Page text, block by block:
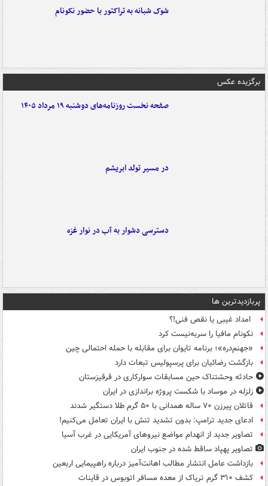
شوک شبانه به تراکتور با حضور نکونام
برگزیده عکس
صفحه نخست روزنامه‌های دوشنبه ۱۹ مرداد ۱۴۰۵
در مسیر تولد ابریشم
دسترسی دشوار به آب در نوار غزه
پربازدیدترین ها
امداد غیبی یا نقص فنی!؟
نکونام مافیا را سربه‌نیست کرد
«جهنم‌دره»؛ برنامه تایوان برای مقابله با حمله احتمالی چین
بازگشت رضائیان برای پرسپولیس تبعات دارد
حادثه وحشتناک حین مسابقات سوارکاری در قرقیزستان
زلزله در موساد با شکست پروژه براندازی در ایران
قاتلان پیرزن ۷۰ ساله همدانی با ۵۰ گرم طلا دستگیر شدند
ادعای جدید ترامپ: بدون تشدید تنش با ایران تعامل می‌کنیم!
تصاویر جدید از انهدام مواضع نیروهای آمریکایی در غرب آسیا
تصاویر پهپاد ساقط شده در جنوب ایران
بازداشت عامل انتشار مطالب اهانت‌آمیز درباره راهپیمایی اربعین
کشف ۳۱۰ گرم تریاک از معده مسافر اتوبوس در قاینات